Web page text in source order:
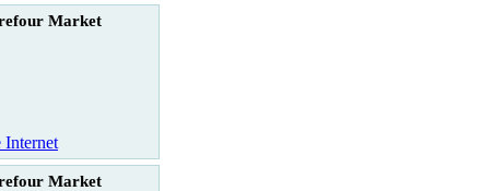
Market
Internet
Market